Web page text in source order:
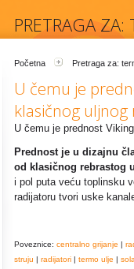
PRETRAGA ZA:
Početna Pretraga za:
U čemu je
klasičnog uljnog
U čemu je prednost
Prednost je u dizajnu
od klasičnog rebrastog
i pol puta veću toplinsku
radijatoru tvori uske
Poveznice: centralno grijanje |
struju | radijatori | termo ulje |